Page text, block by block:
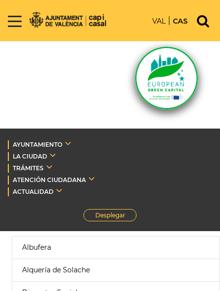
VAL CAS
AYUNTAMIENTO
LA CIUDAD
TRÁMITES
ATENCIÓN CIUDADANA
ACTUALIDAD
Desplegar
Albufera
Alquería de Solache